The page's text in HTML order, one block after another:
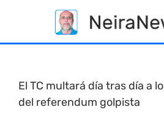
content
El TC multará día tras día a
del referendum golpista